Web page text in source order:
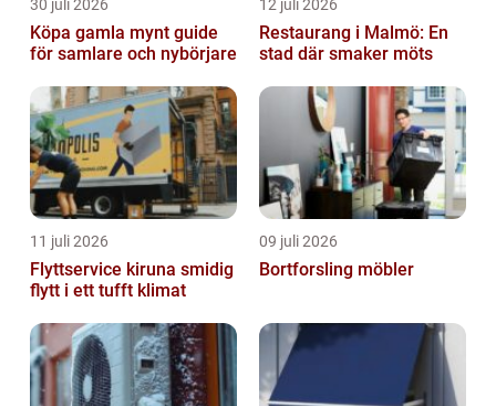
30 juli 2026
Köpa gamla mynt guide
för samlare och nybörjare
12 juli 2026
Restaurang i Malmö: En
stad där smaker möts
11 juli 2026
Flyttservice kiruna smidig
flytt i ett tufft klimat
09 juli 2026
Bortforsling möbler